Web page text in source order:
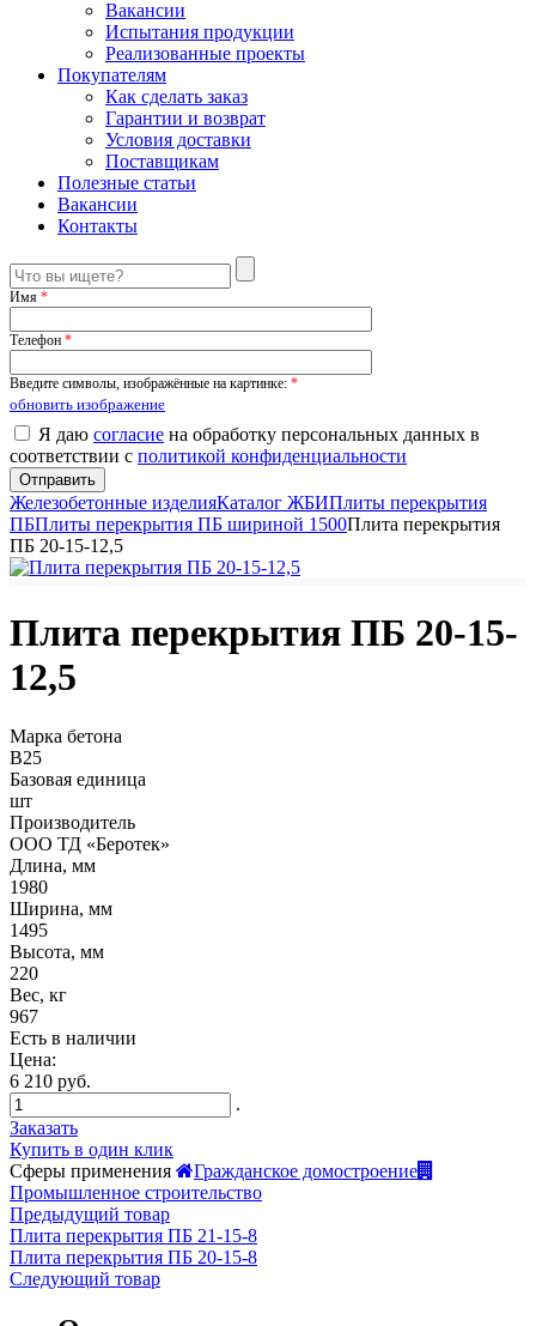
Вакансии
Испытания продукции
Реализованные проекты
Покупателям
Как сделать заказ
Гарантии и возврат
Условия доставки
Поставщикам
Полезные статьи
Вакансии
Контакты
Имя *
Телефон *
Введите символы, изображённые на картинке: *
обновить изображение
Я даю согласие на обработку персональных данных в
соответствии с политикой конфиденциальности
Железобетонные изделияКаталог ЖБИПлиты перекрытия
ПБПлиты перекрытия ПБ шириной 1500Плита перекрытия
ПБ 20-15-12,5
Плита перекрытия ПБ 20-15-
12,5
Марка бетона
B25
Базовая единица
шт
Производитель
ООО ТД «Беротек»
Длина, мм
1980
Ширина, мм
1495
Высота, мм
220
Вес, кг
967
Есть в наличии
Цена:
6 210 руб.
.
Заказать
Купить в один клик
Сферы применения
Гражданское домостроение
Промышленное строительство
Предыдущий товар
Плита перекрытия ПБ 21-15-8
Плита перекрытия ПБ 20-15-8
Следующий товар